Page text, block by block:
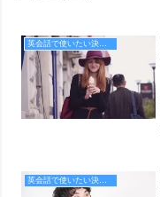
英会話で使いたい決め台詞
英会話で使いたい決め台詞